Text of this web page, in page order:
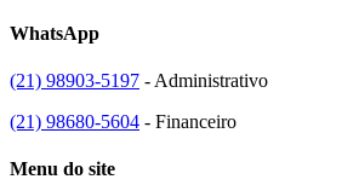
WhatsApp
(21) 98903-5197 - Administrativo
(21) 98680-5604 - Financeiro
Menu do site